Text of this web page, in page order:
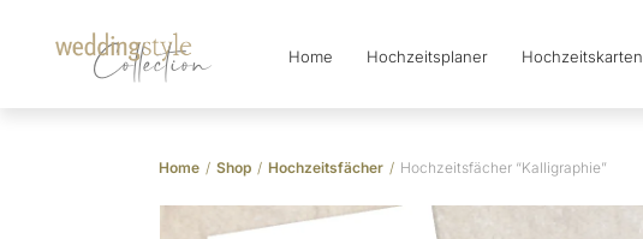
Collection Home Hochzeitsplaner Hochzeitskarten
Home / Shop / Hochzeitsfächer / Hochzeitsfächer “Kalligraphie”